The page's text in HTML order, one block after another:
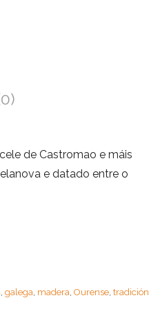
de Castromao e máis
e datado entre o
galega madera Ourense, tradición